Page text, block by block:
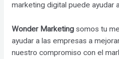
marketing digital puede ayudar
Wonder Marketingsomos tu
ayudar a las empresas a
nuestro compromiso con el